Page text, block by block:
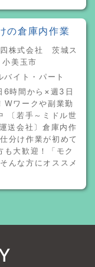
の倉庫内作業
株式会社 茨城ス
美玉市
イト・パート
6時間から×週3日
Wワークや副業勤
〔若手～ミドル世
送会社〕倉庫内作
分け作業が初めて
大歓迎！「モク
んな方にオススメ